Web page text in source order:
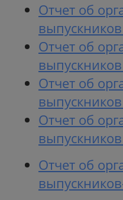
Отчет об
Отчет об
Отчет об
Отчет об
Отчет об